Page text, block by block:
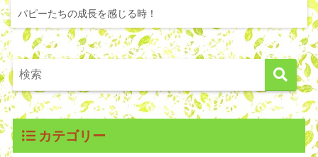
パピーたちの成長を感じる時！
カテゴリー